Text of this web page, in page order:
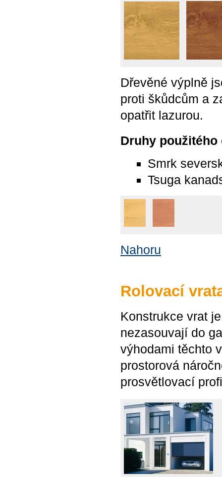
Dřevěné výplně
proti škůdcům a
opatřit lazurou.
Druhy použitého
Smrk
Tsuga
Nahoru
Rolovací
Konstrukce vrat
nezasouvají do
výhodami těchto
prostorová
prosvětlovací